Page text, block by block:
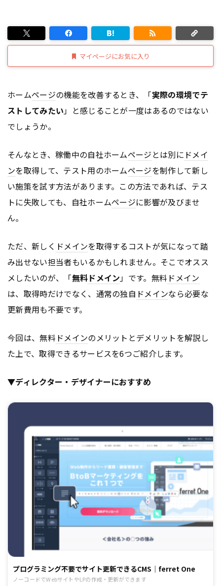
マイページにお気に入り
ホームページの機能を改善するとき、「実際の環境でテ
ストしてみたい」と感じることが一度はあるのではない
でしょうか。
そんなとき、稼働中の自社ホームページ とは別に ドメイ
ンを取得して、テスト用のホームページを制作して新し
い施策を試す方法があります。この方法であれば、テス
トに失敗しても、自社ホームページに影響が及びませ
ん。
ただ、新しく ドメインを取得するコストが気になって踏
み出せない担当者もいるかもしれません。そこでオスス
メしたいのが、「無料ドメイン」です。無料 ドメイン
は、取得時だけでなく、通常の独自 ドメインなら必要な
更新費用も不要です。
今回は、無料 ドメインのメリットとデメリットを解説し
た上で、取得できるサービスを6つご紹介します。
▼ディレクター・デザイナーにおすすめ
プログラミング不要でサイト更新できるCMS｜ferret One
ノーコードでWebサイトやLPの作成・更新ができます